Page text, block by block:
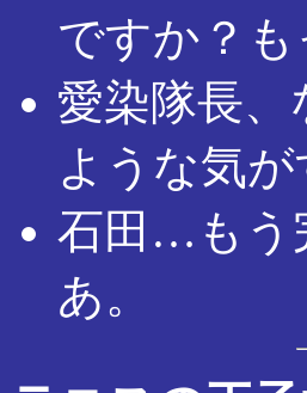
ですか？
愛染隊長
ような気が
石田…もう
あ。